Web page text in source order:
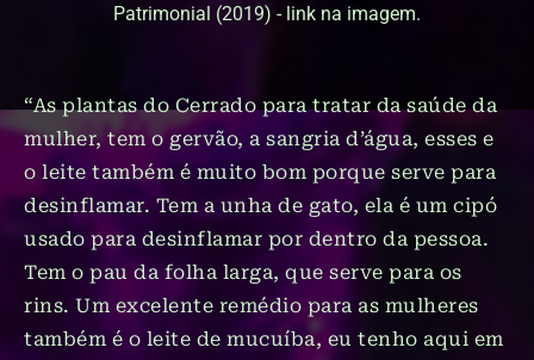
Patrimonial (2019) - link na imagem.
“As plantas do Cerrado para tratar da saúde da
mulher, tem o gervão, a sangria d’água, esses e
o leite também é muito bom porque serve para
desinflamar. Tem a unha de gato, ela é um cipó
usado para desinflamar por dentro da pessoa.
Tem o pau da folha larga, que serve para os
rins. Um excelente remédio para as mulheres
também é o leite de mucuíba, eu tenho aqui em